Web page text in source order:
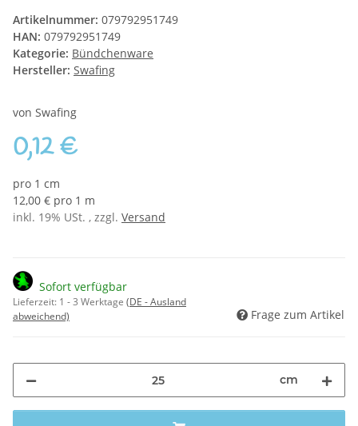
Artikelnummer: 079792951749
HAN: 079792951749
Kategorie: Bündchenware
Hersteller: Swafing
von Swafing
0,12 €
pro 1 cm
12,00 € pro 1 m
inkl. 19% USt. , zzgl. Versand
Sofort verfügbar
Lieferzeit: 1 - 3 Werktage (DE - Ausland
abweichend)
Frage zum Artikel
cm